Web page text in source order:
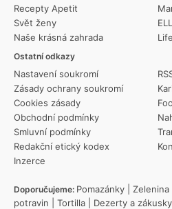
Recepty Apetit
Svět ženy
Naše krásná zahrada
Ostatní odkazy
Nastavení soukromí
Zásady ochrany soukromí
Cookies zásady
Obchodní podmínky
Smluvní podmínky
Redakční etický kodex
Inzerce
Doporučujeme: Pomazánky
potravin
Tortilla Dezerty a zákusky